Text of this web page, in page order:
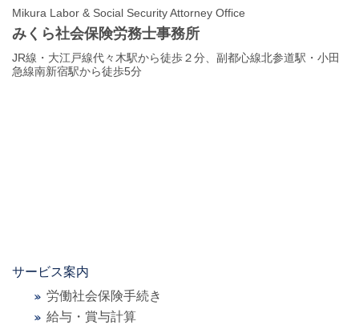
Mikura Labor & Social Security Attorney Office
みくら社会保険労務士事務所
JR線・大江戸線代々木駅から徒歩２分、副都心線北参道駅・小田
急線南新宿駅から徒歩5分
サービス案内
労働社会保険手続き
給与・賞与計算